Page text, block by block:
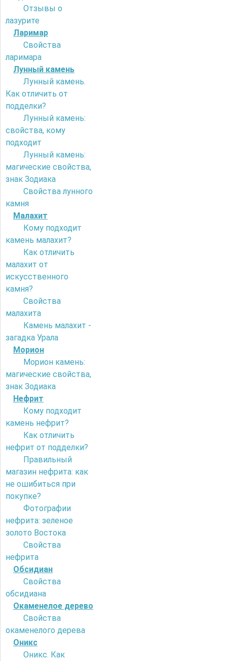
Отзывы о
лазурите
Ларимар
Свойства
ларимара
Лунный камень
Лунный камень.
Как отличить от
подделки?
Лунный камень:
свойства, кому
подходит
Лунный камень:
магические свойства,
знак Зодиака
Свойства лунного
камня
Малахит
Кому подходит
камень малахит?
Как отличить
малахит от
искусственного
камня?
Свойства
малахита
Камень малахит -
загадка Урала
Морион
Морион камень:
магические свойства,
знак Зодиака
Нефрит
Кому подходит
камень нефрит?
Как отличить
нефрит от подделки?
Правильный
магазин нефрита: как
не ошибиться при
покупке?
Фотографии
нефрита: зеленое
золото Востока
Свойства
нефрита
Обсидиан
Свойства
обсидиана
Окаменелое дерево
Свойства
окаменелого дерева
Оникс
Оникс. Как